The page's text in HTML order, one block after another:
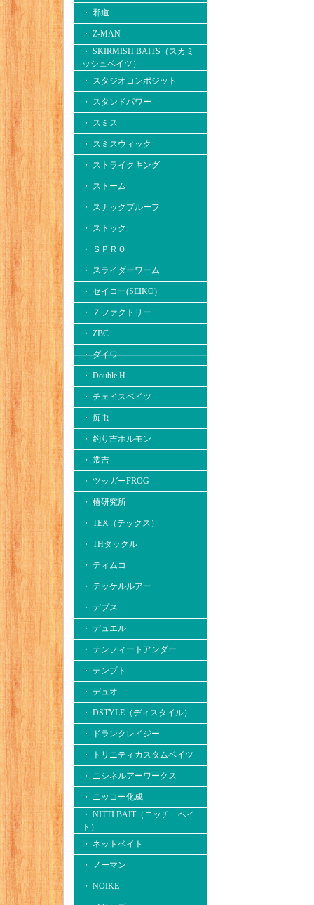
・ 邪道
・ Z-MAN
・ SKIRMISH BAITS（スカミ
ッシュベイツ）
・ スタジオコンポジット
・ スタンドパワー
・ スミス
・ スミスウィック
・ ストライクキング
・ ストーム
・ スナッグプルーフ
・ ストック
・ ＳＰＲＯ
・ スライダーワーム
・ セイコー(SEIKO)
・ Ｚファクトリー
・ ZBC
・ ダイワ
・ Double.H
・ チェイスベイツ
・ 痴虫
・ 釣り吉ホルモン
・ 常吉
・ ツッガーFROG
・ 椿研究所
・ TEX（テックス）
・ THタックル
・ ティムコ
・ テッケルルアー
・ デプス
・ デュエル
・ テンフィートアンダー
・ テンプト
・ デュオ
・ DSTYLE（ディスタイル）
・ ドランクレイジー
・ トリニティカスタムベイツ
・ ニシネルアーワークス
・ ニッコー化成
・ NITTI BAIT（ニッチ ベイ
ト）
・ ネットベイト
・ ノーマン
・ NOIKE